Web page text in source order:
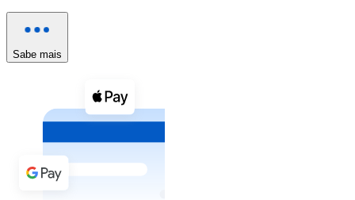
Compre criptomoedas com dinheiro e outros
Transferência SEPA
Adicione fundos à sua conta Bitnovo ou faça
Sabe mais